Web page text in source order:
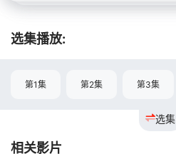
选集播放:
选集
第1集 第2集 第3集
相关影片